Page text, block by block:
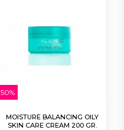
50%
MOISTURE BALANCING OILY
SKIN CARE CREAM 200 GR.